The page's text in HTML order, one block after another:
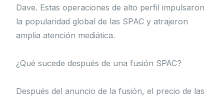
Dave. Estas operaciones de alto perfil impulsaron
la popularidad global de las SPAC y atrajeron
amplia atención mediática.
¿Qué sucede después de una fusión SPAC?
Después del anuncio de la fusión, el precio de las